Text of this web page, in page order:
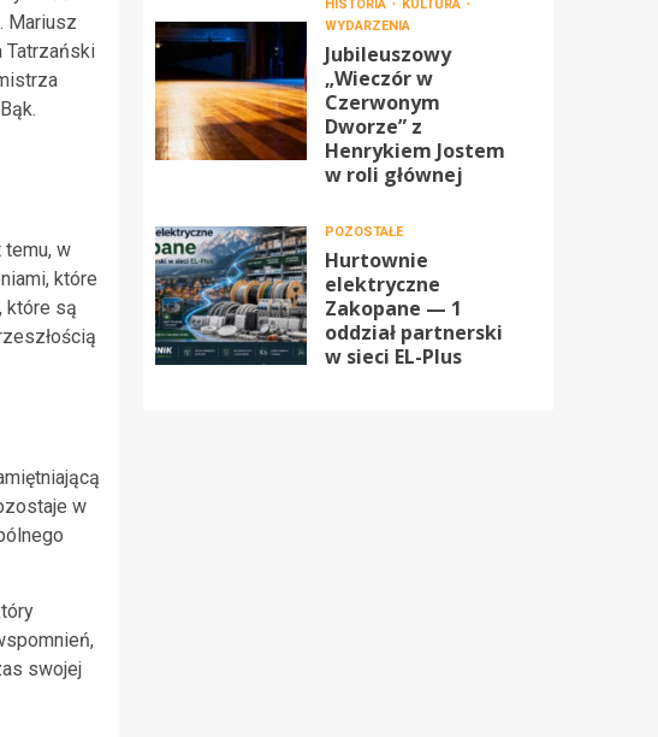
Mariusz
Tatrzański
temu, w
które
które są
w
swojej
HISTORIA
KULTURA
WYDARZENIA
Jubileuszowy
„Wieczór w
Czerwonym
Dworze” z
Henrykiem Jostem
w roli głównej
POZOSTAŁE
Hurtownie
elektryczne
Zakopane — 1
oddział partnerski
w sieci EL-Plus